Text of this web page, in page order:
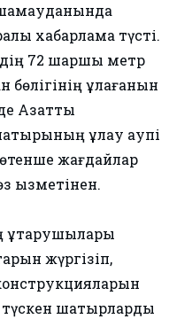
хабарлама түсті.
72 шаршы метр
құлағанын
Азаттық
құлау қаупі
жағдайлар
қызметінен.
жүргізіп,
түскен шатырларды